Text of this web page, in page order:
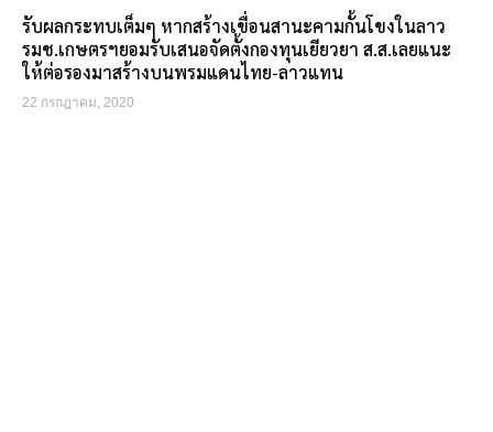
รับผลกระทบเต็มๆ หากสร้างเขื่อนสานะคามกั้นโขงในลาว
รมช.เกษตรฯยอมรับเสนอจัดตั้งกองทุนเยียวยา ส.ส.เลยแนะ
ให้ต่อรองมาสร้างบนพรมแดนไทย-ลาวแทน
22 กรกฎาคม, 2020